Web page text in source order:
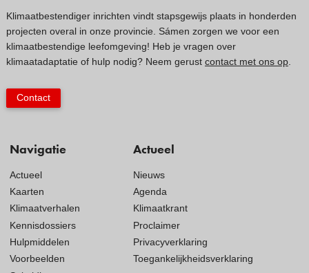
Navigatie
Actueel
Kaarten
Klimaatverhalen
Kennisdossiers
Hulpmiddelen
Voorbeelden
Actueel
Nieuws
Agenda
Klimaatkrant
Proclaimer
Privacyverklaring
Toegankelijkheidsverklaring
Klimaatbestendiger inrichten vindt stapsgewijs plaats in honderden
projecten overal in onze provincie. Sámen zorgen we voor een
klimaatbestendige leefomgeving! Heb je vragen over
klimaatadaptatie of hulp nodig? Neem gerust contact met ons op.
Contact